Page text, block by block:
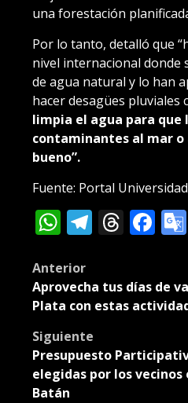
una forestación
Por lo tanto, detalló que
nivel internacional donde
de agua natural y lo han
hacer desagües pluviales
limpia el agua para que
contaminantes al mar o
bueno”.
Fuente: Portal Universidad
WhatsApp
Post
navigation
Anterior
Aprovecha tus días de
Plata con estas
Siguiente
Presupuesto
elegidas por los
Batán